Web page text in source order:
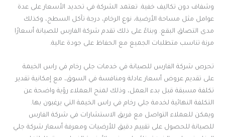
وشفاف دون تكاليف خفية. تعتمد الشركة في تحديد الأسعار على عدة
عوامل مثل مساحة الأرضية، نوع الرخام، درجة تآكل السطح، وكذلك
مدى التصاق البقع. وبناءً على ذلك تقدم شركة الفارس للصيانة أسعارًا
مرنة تناسب متطلبات الجميع مع الحفاظ على جودة عالية.
تحرص شركة الفارس للصيانة في خدمات جلي رخام في راس الخيمة
على تقديم عروض أسعار عادلة ومنافسة في السوق، مع إمكانية تقدير
تكلفة مسبقة قبل بدء العمل، وذلك لمنح العملاء رؤية واضحة عن
التكلفة النهائية لخدمة جلي رخام في راس الخيمة التي يرغبون بها.
ويمكن للعملاء التواصل مع فريق الاستشارات في شركة الفارس
للصيانة للحصول على تقييم دقيق للأرضيات ومعرفة أسعار شركة جلي